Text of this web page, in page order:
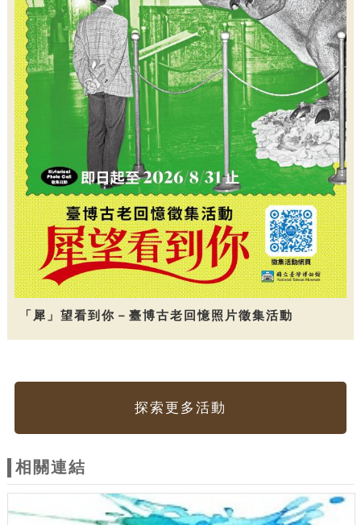
「犀」望看到你－臺博古老回憶照片徵集活動
探索更多活動
相關連結